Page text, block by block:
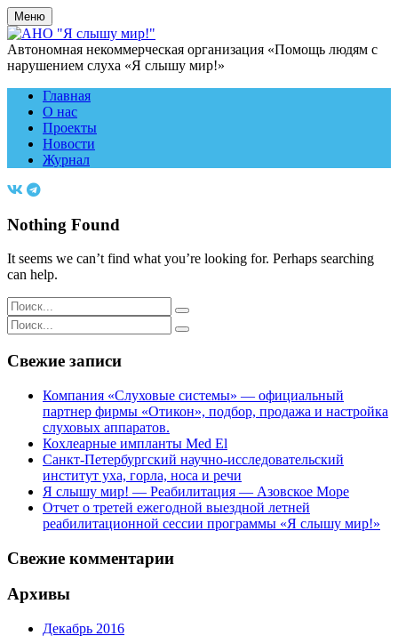
Меню
Автономная некоммерческая организация «Помощь людям с
нарушением слуха «Я слышу мир!»
Главная
О нас
Проекты
Новости
Журнал
Nothing Found
It seems we can’t find what you’re looking for. Perhaps searching
can help.
Search
for:
Search
for:
Свежие записи
Компания «Слуховые системы» — официальный
партнер фирмы «Отикон», подбор, продажа и настройка
слуховых аппаратов.
Кохлеарные импланты Med El
Санкт-Петербургский научно-исследовательский
институт уха, горла, носа и речи
Я слышу мир! — Реабилитация — Азовское Море
Отчет о третей ежегодной выездной летней
реабилитационной сессии программы «Я слышу мир!»
Свежие комментарии
Архивы
Декабрь 2016